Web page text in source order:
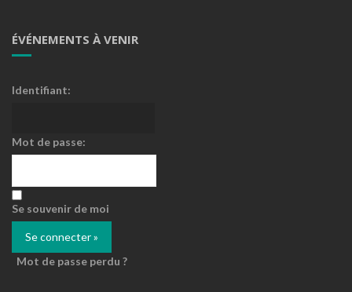
ÉVÉNEMENTS À VENIR
Identifiant:
Mot de passe:
Se souvenir de moi
Mot de passe perdu ?